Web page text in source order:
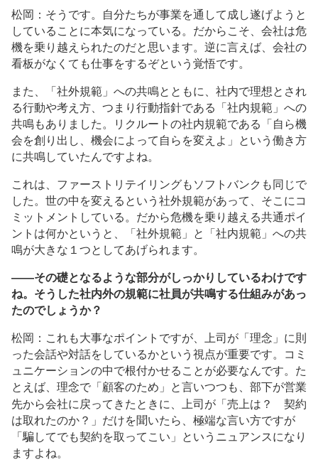
松岡：そうです。自分たちが事業を通して成し遂げようと
していることに本気になっている。だからこそ、会社は危
機を乗り越えられたのだと思います。逆に言えば、会社の
看板がなくても仕事をするぞという覚悟です。
また、「社外規範」への共鳴とともに、社内で理想とされ
る行動や考え方、つまり行動指針である「社内規範」への
共鳴もありました。リクルートの社内規範である「自ら機
会を創り出し、機会によって自らを変えよ」という働き方
に共鳴していたんですよね。
これは、ファーストリテイリングもソフトバンクも同じで
した。世の中を変えるという社外規範があって、そこにコ
ミットメントしている。だから危機を乗り越える共通ポイ
ントは何かというと、「社外規範」と「社内規範」への共
鳴が大きな１つとしてあげられます。
――その礎となるような部分がしっかりしているわけです
ね。そうした社内外の規範に社員が共鳴する仕組みがあっ
たのでしょうか？
松岡：これも大事なポイントですが、上司が「理念」に則
った会話や対話をしているかという視点が重要です。コミ
ュニケーションの中で根付かせることが必要なんです。た
とえば、理念で「顧客のため」と言いつつも、部下が営業
先から会社に戻ってきたときに、上司が「売上は？ 契約
は取れたのか？」だけを聞いたら、極端な言い方ですが
「騙してでも契約を取ってこい」というニュアンスになり
ますよね。